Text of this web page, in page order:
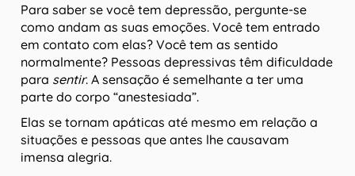
Para saber se você tem depressão, pergunte-se
como andam as suas emoções. Você tem entrado
em contato com elas? Você tem as sentido
normalmente? Pessoas depressivas têm dificuldade
para sentir. A sensação é semelhante a ter uma
parte do corpo “anestesiada”.
Elas se tornam apáticas até mesmo em relação a
situações e pessoas que antes lhe causavam
imensa alegria.